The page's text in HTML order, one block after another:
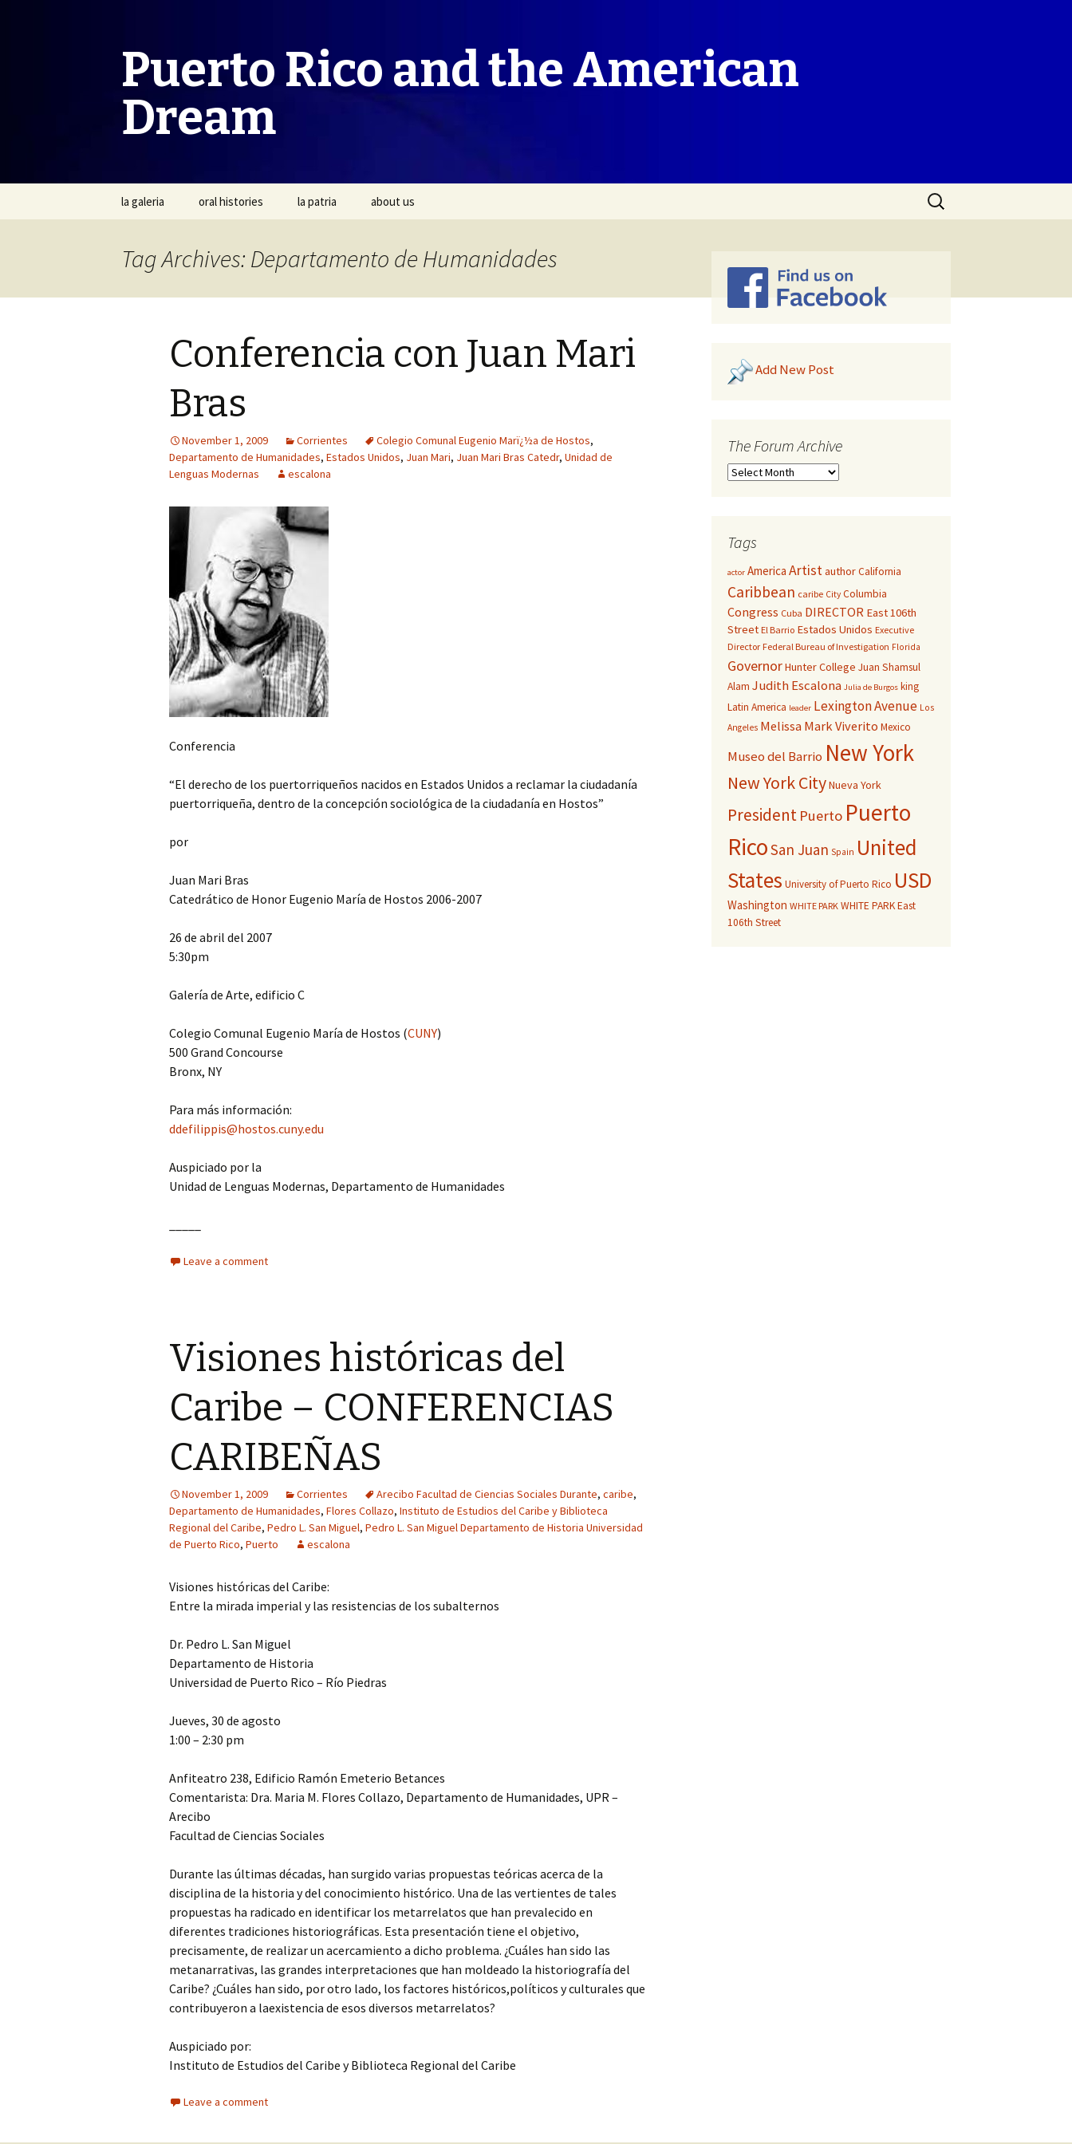
Puerto Rico and the American
Dream
Skip
la galeria oral histories la patria about us
Search
for:
Tag Archives: Departamento de Humanidades
Conferencia con Juan Mari
Bras
November 1, 2009 Corrientes Colegio Comunal Eugenio Marï¿½a de Hostos,
Departamento de Humanidades, Estados Unidos, Juan Mari, Juan Mari Bras Catedr, Unidad de
Lenguas Modernas
escalona
Conferencia
“El derecho de los puertorriqueños nacidos en Estados Unidos a reclamar la ciudadanía
puertorriqueña, dentro de la concepción sociológica de la ciudadanía en Hostos”
por
Juan Mari Bras
Catedrático de Honor Eugenio María de Hostos 2006-2007
26 de abril del 2007
5:30pm
Galería de Arte, edificio C
Colegio Comunal Eugenio María de Hostos (CUNY)
500 Grand Concourse
Bronx, NY
Para más información:
ddefilippis@hostos.cuny.edu
Auspiciado por la
Unidad de Lenguas Modernas, Departamento de Humanidades
Leave a comment
Visiones históricas del
Caribe – CONFERENCIAS
CARIBEÑAS
November 1, 2009 Corrientes Arecibo Facultad de Ciencias Sociales Durante, caribe,
Departamento de Humanidades, Flores Collazo, Instituto de Estudios del Caribe y Biblioteca
Regional del Caribe, Pedro L. San Miguel, Pedro L. San Miguel Departamento de Historia Universidad
de Puerto Rico, Puerto escalona
Visiones históricas del Caribe:
Entre la mirada imperial y las resistencias de los subalternos
Dr. Pedro L. San Miguel
Departamento de Historia
Universidad de Puerto Rico – Río Piedras
Jueves, 30 de agosto
1:00 – 2:30 pm
Anfiteatro 238, Edificio Ramón Emeterio Betances
Comentarista: Dra. Maria M. Flores Collazo, Departamento de Humanidades, UPR –
Arecibo
Facultad de Ciencias Sociales
Durante las últimas décadas, han surgido varias propuestas teóricas acerca de la
disciplina de la historia y del conocimiento histórico. Una de las vertientes de tales
propuestas ha radicado en identificar los metarrelatos que han prevalecido en
diferentes tradiciones historiográficas. Esta presentación tiene el objetivo,
precisamente, de realizar un acercamiento a dicho problema. ¿Cuáles han sido las
metanarrativas, las grandes interpretaciones que han moldeado la historiografía del
Caribe? ¿Cuáles han sido, por otro lado, los factores históricos,políticos y culturales que
contribuyeron a laexistencia de esos diversos metarrelatos?
Auspiciado por:
Instituto de Estudios del Caribe y Biblioteca Regional del Caribe
Leave a comment
Add New Post
The Forum Archive
Tags
actor America ArtistauthorCalifornia
Caribbean caribe City Columbia
Congress Cuba DIRECTOR East 106th
Street El Barrio Estados Unidos Executive
Director Federal Bureau of Investigation Florida
GovernorHunter College Juan Shamsul
Alam Judith Escalona Julia de Burgos king
Latin America leader Lexington Avenue Los
Angeles Melissa Mark Viverito Mexico
Museo del Barrio New York
New York CityNueva York
President Puerto Puerto
RicoSan Juan Spain United
States University of Puerto Rico USD
Washington WHITE PARK WHITE PARK East
106th Street